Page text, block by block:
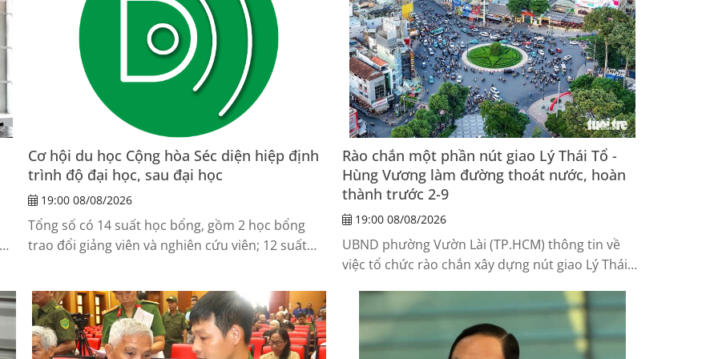
Cơ hội du học Cộng hòa Séc diện hiệp định
trình độ đại học, sau đại học
19:00 08/08/2026
Tổng số có 14 suất học bổng, gồm 2 học bổng
trao đổi giảng viên và nghiên cứu viên; 12 suất
Rào chắn một phần nút giao Lý Thái Tổ -
Hùng Vương làm đường thoát nước, hoàn
thành trước 2-9
19:00 08/08/2026
UBND phường Vườn Lài (TP.HCM) thông tin về
việc tổ chức rào chắn xây dựng nút giao Lý Thái
ghi nhận tình trạng ùn tắc giao thông.